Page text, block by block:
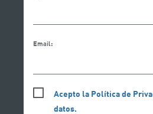
Email:
Acepto la Política de
datos.